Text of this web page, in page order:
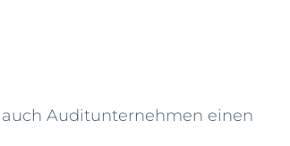
Auditunternehmen einen